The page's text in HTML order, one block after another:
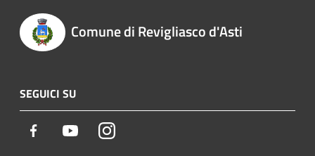
Comune di Revigliasco d'Asti
SEGUICI SU
Facebook YoutubeInstagram